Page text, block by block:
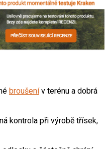
broušenív terénu a dobrá
kontrola při výrobě třísek,